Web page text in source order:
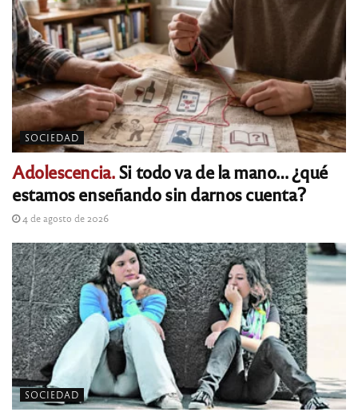
SOCIEDAD
Adolescencia.Si todo va de la mano… ¿qué
estamos enseñando sin darnos cuenta?
4 de agosto de 2026
SOCIEDAD